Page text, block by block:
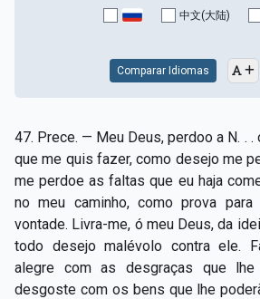
Capítulo XVI — Não se pode servir a
Capítulo XVII — Sede perfeitos
escolhidos
Capítulo XIX — A fé transporta
Capítulo XX — Os trabalhadores da
Capítulo XXI — Haverá falsos
profetas
中文(大陆)
Comparar Idiomas
47. Prece. — Meu Deus, perdoo a N. .
que me quis fazer, como desejo me
me perdoe as faltas que eu haja
no meu caminho, como prova
vontade. Livra-me, ó meu Deus, da
todo desejo malévolo contra ele.
alegre com as desgraças que lhe
desgoste com os bens que lhe